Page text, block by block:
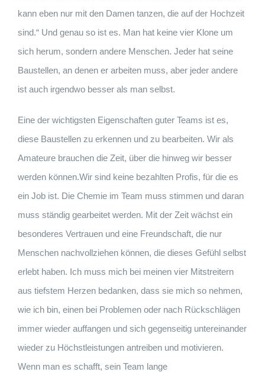
kann eben nur mit den Damen tanzen, die auf der Hochzeit
sind.“ Und genau so ist es. Man hat keine vier Klone um
sich herum, sondern andere Menschen. Jeder hat seine
Baustellen, an denen er arbeiten muss, aber jeder andere
ist auch irgendwo besser als man selbst.
Eine der wichtigsten Eigenschaften guter Teams ist es,
diese Baustellen zu erkennen und zu bearbeiten. Wir als
Amateure brauchen die Zeit, über die hinweg wir besser
werden können.Wir sind keine bezahlten Profis, für die es
ein Job ist. Die Chemie im Team muss stimmen und daran
muss ständig gearbeitet werden. Mit der Zeit wächst ein
besonderes Vertrauen und eine Freundschaft, die nur
Menschen nachvollziehen können, die dieses Gefühl selbst
erlebt haben. Ich muss mich bei meinen vier Mitstreitern
aus tiefstem Herzen bedanken, dass sie mich so nehmen,
wie ich bin, einen bei Problemen oder nach Rückschlägen
immer wieder auffangen und sich gegenseitig untereinander
wieder zu Höchstleistungen antreiben und motivieren.
Wenn man es schafft, sein Team lange